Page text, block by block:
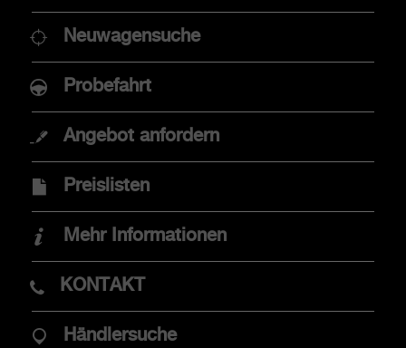
Abarth 500e
KAUFBERATUNG
Angebote
Finanzdienstleistungen
Elektromobilität
ABARTHISTI
Neuwagensuche
Probefahrt
Angebot anfordern
Preislisten
Mehr Informationen
KONTAKT
Händlersuche